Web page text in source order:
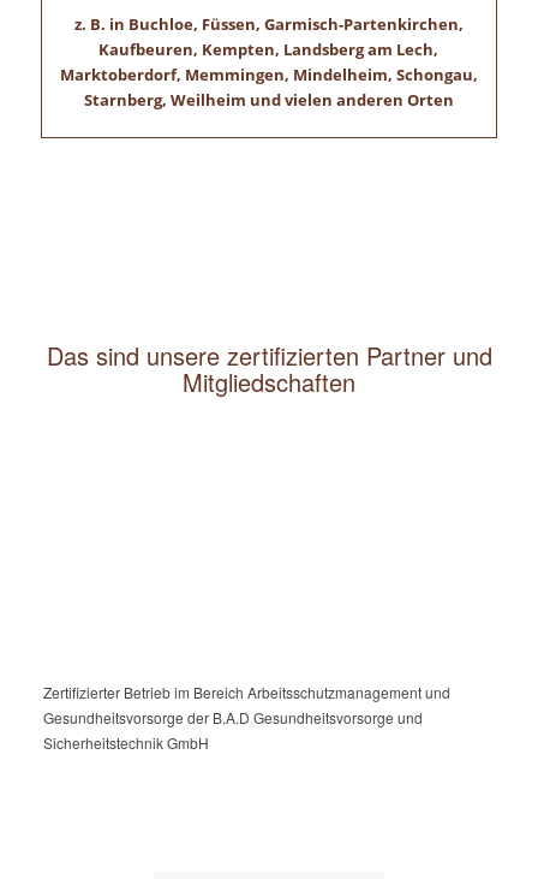
z. B. in Buchloe, Füssen, Garmisch-Partenkirchen,
Kaufbeuren, Kempten, Landsberg am Lech,
Marktoberdorf, Memmingen, Mindelheim, Schongau,
Starnberg, Weilheim und vielen anderen Orten
Das sind unsere zertifizierten Partner und
Mitgliedschaften
Zertifizierter Betrieb im Bereich Arbeitsschutzmanagement und
Gesundheitsvorsorge der B.A.D Gesundheitsvorsorge und
Sicherheitstechnik GmbH